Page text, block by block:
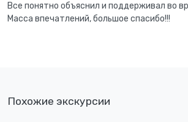
Все понятно объяснил и поддерживал во
Масса впечатлений, большое спасибо!!!
Похожие экскурсии